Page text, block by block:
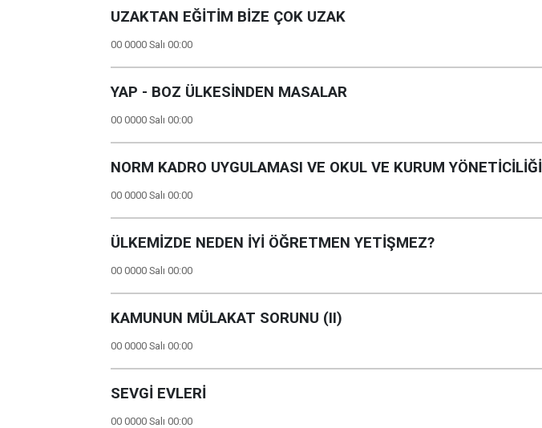
UZAKTAN EĞİTİM BİZE ÇOK UZAK
00 0000 Salı 00:00
YAP - BOZ ÜLKESİNDEN MASALAR
00 0000 Salı 00:00
NORM KADRO UYGULAMASI VE OKUL VE KURUM YÖNETİCİLİĞİ
00 0000 Salı 00:00
ÜLKEMİZDE NEDEN İYİ ÖĞRETMEN YETİŞMEZ?
00 0000 Salı 00:00
KAMUNUN MÜLAKAT SORUNU (II)
00 0000 Salı 00:00
SEVGİ EVLERİ
00 0000 Salı 00:00